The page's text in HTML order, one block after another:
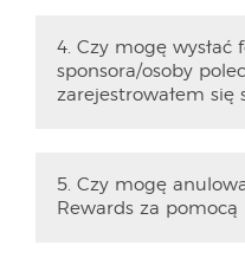
4. Czy mogę
sponsora/osoby
zarejestrowałem się
5. Czy mogę
Rewards za pomocą